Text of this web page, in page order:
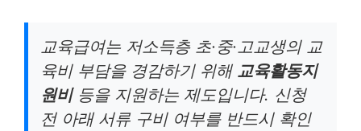
교육급여는 저소득층 초·중·고교생의 교
육비 부담을 경감하기 위해 교육활동지
원비등을 지원하는 제도입니다. 신청
전 아래 서류 구비 여부를 반드시 확인